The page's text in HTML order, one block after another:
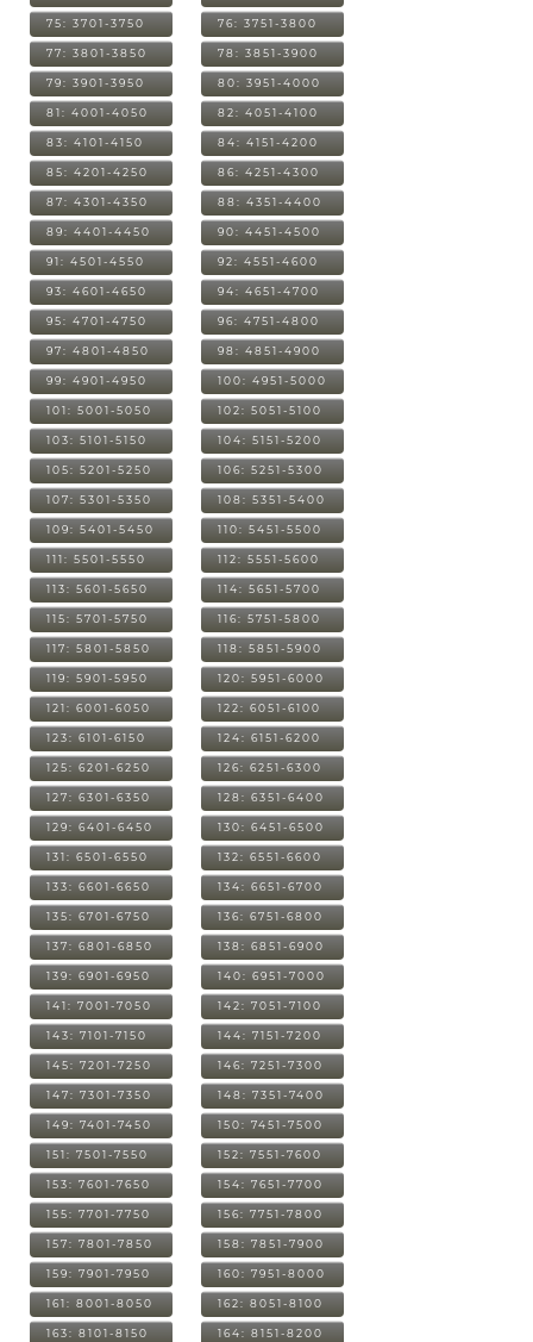
75: 3701-3750 76: 3751-3800
77: 3801-3850 78: 3851-3900
79: 3901-3950 80: 3951-4000
81: 4001-4050 82: 4051-4100
83: 4101-4150 84: 4151-4200
85: 4201-4250 86: 4251-4300
87: 4301-4350 88: 4351-4400
89: 4401-4450 90: 4451-4500
91: 4501-4550 92: 4551-4600
93: 4601-4650 94: 4651-4700
95: 4701-4750 96: 4751-4800
97: 4801-4850 98: 4851-4900
99: 4901-4950 100: 4951-5000
101: 5001-5050 102: 5051-5100
103: 5101-5150 104: 5151-5200
105: 5201-5250 106: 5251-5300
107: 5301-5350 108: 5351-5400
109: 5401-5450 110: 5451-5500
111: 5501-5550 112: 5551-5600
113: 5601-5650 114: 5651-5700
115: 5701-5750 116: 5751-5800
117: 5801-5850 118: 5851-5900
119: 5901-5950 120: 5951-6000
121: 6001-6050 122: 6051-6100
123: 6101-6150 124: 6151-6200
125: 6201-6250 126: 6251-6300
127: 6301-6350 128: 6351-6400
129: 6401-6450 130: 6451-6500
131: 6501-6550 132: 6551-6600
133: 6601-6650 134: 6651-6700
135: 6701-6750 136: 6751-6800
137: 6801-6850 138: 6851-6900
139: 6901-6950 140: 6951-7000
141: 7001-7050 142: 7051-7100
143: 7101-7150 144: 7151-7200
145: 7201-7250 146: 7251-7300
147: 7301-7350 148: 7351-7400
149: 7401-7450 150: 7451-7500
151: 7501-7550 152: 7551-7600
153: 7601-7650 154: 7651-7700
155: 7701-7750 156: 7751-7800
157: 7801-7850 158: 7851-7900
159: 7901-7950 160: 7951-8000
161: 8001-8050 162: 8051-8100
163: 8101-8150 164: 8151-8200